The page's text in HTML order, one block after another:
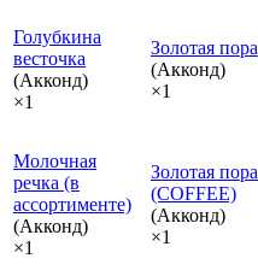
Голубкина
весточка
(Акконд)
×1
Золотая пора
(Акконд)
×1
Молочная
речка (в
ассортименте)
(Акконд)
×1
Золотая пора
(COFFEE)
(Акконд)
×1